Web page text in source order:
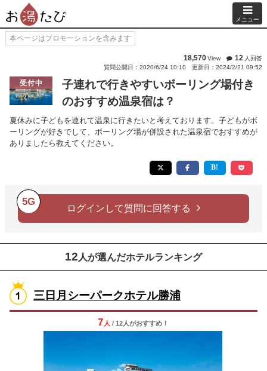
メニュー
本ページはプロモーションを含みます
18,570View 12 人回答
質問公開日：2020/6/24 10:10
更新日：2024/2/21 09:52
受付中
子連れで行きやすいボーリング場付き
のおすすめ温泉宿は？
夏休みに子どもを連れて温泉に行きたいと考えております。子どもがボ
ーリングが好きでして、ボーリング場が併設された温泉宿でおすすめが
ありましたら教えてください。
5G
ログインして質問に回答する
12 人が選んだホテルランキング
三日月シーパークホテル勝浦
7 人 / 12人がおすすめ！